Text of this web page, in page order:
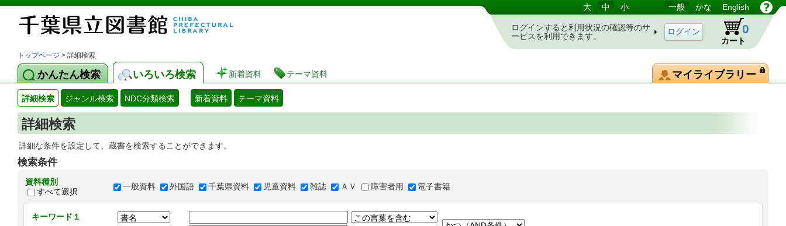
図書館 蔵書検索・予約システム 大 中 小 一般 かな English
ログインすると利用状況の確認等のサ
ービスを利用できます。
カート
0
トップページ > 詳細検索
かんたん検索 いろいろ検索 新着資料 テーマ資料 マイライブラリー
詳細検索 ジャンル検索 NDC分類検索 新着資料 テーマ資料
詳細検索
詳細な条件を設定して、蔵書を検索することができます。
検索条件
資料種別
すべて選択
一般資料 外国語 千葉県資料 児童資料 雑誌 ＡＶ 障害者用 電子書籍
キーワード１